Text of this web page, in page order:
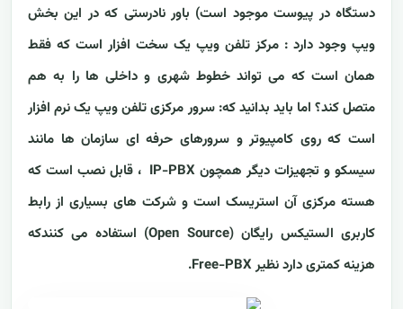
دستگاه در پیوست موجود است) باور نادرستی که در این بخش
ویپ وجود دارد : مرکز تلفن ویپ یک سخت افزار است که فقط
همان است که می تواند خطوط شهری و داخلی ها را به هم
متصل کند؟ اما باید بدانید که: سرور مرکزی تلفن ویپ یک نرم افزار
است که روی کامپیوتر و سرورهای حرفه ای سازمان ها مانند
سیسکو و تجهیزات دیگر همچون IP-PBX ، قابل نصب است که
هسته مرکزی آن استریسک است و شرکت های بسیاری از رابط
کاربری الستیکس رایگان (Open Source) استفاده می کنندکه
هزینه کمتری دارد نظیر Free-PBX.